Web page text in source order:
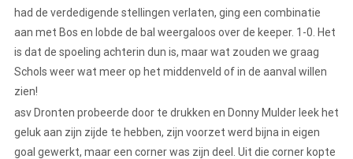
had de verdedigende stellingen verlaten, ging een combinatie
aan met Bos en lobde de bal weergaloos over de keeper. 1-0. Het
is dat de spoeling achterin dun is, maar wat zouden we graag
Schols weer wat meer op het middenveld of in de aanval willen
zien!
asv Dronten probeerde door te drukken en Donny Mulder leek het
geluk aan zijn zijde te hebben, zijn voorzet werd bijna in eigen
goal gewerkt, maar een corner was zijn deel. Uit die corner kopte